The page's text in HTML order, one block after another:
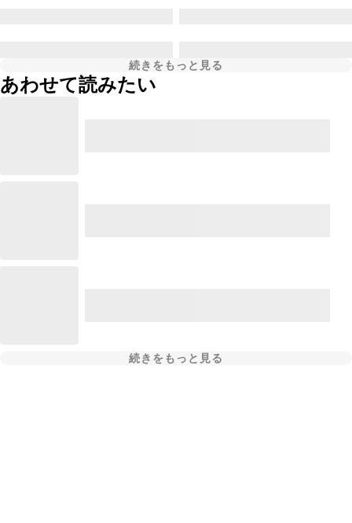
続きをもっと見る
あわせて読みたい
続きをもっと見る